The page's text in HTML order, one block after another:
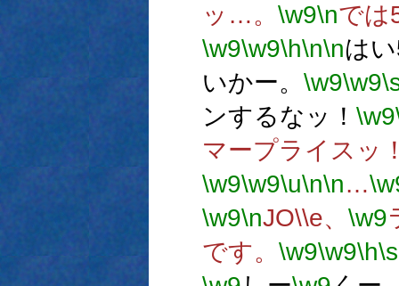
ッ…。 \w9\nでは
\w9\w9\h\n\nは
いかー。 \w9\w9
ンするなッ！ \w9
マープライスッ
\w9\w9\u\n\n…
\w9\nJO\\e、 \w9
です。 \w9\w9\h